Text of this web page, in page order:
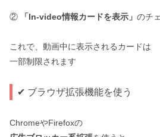
② 「In-video情報カードを表示」 のチ
これで、動画中に表示されるカードは
一部制限されます
✔ ブラウザ拡張機能を使う
ChromeやFirefoxの